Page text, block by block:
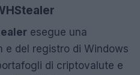
esegue una
e del registro di Windows
di criptovalute e